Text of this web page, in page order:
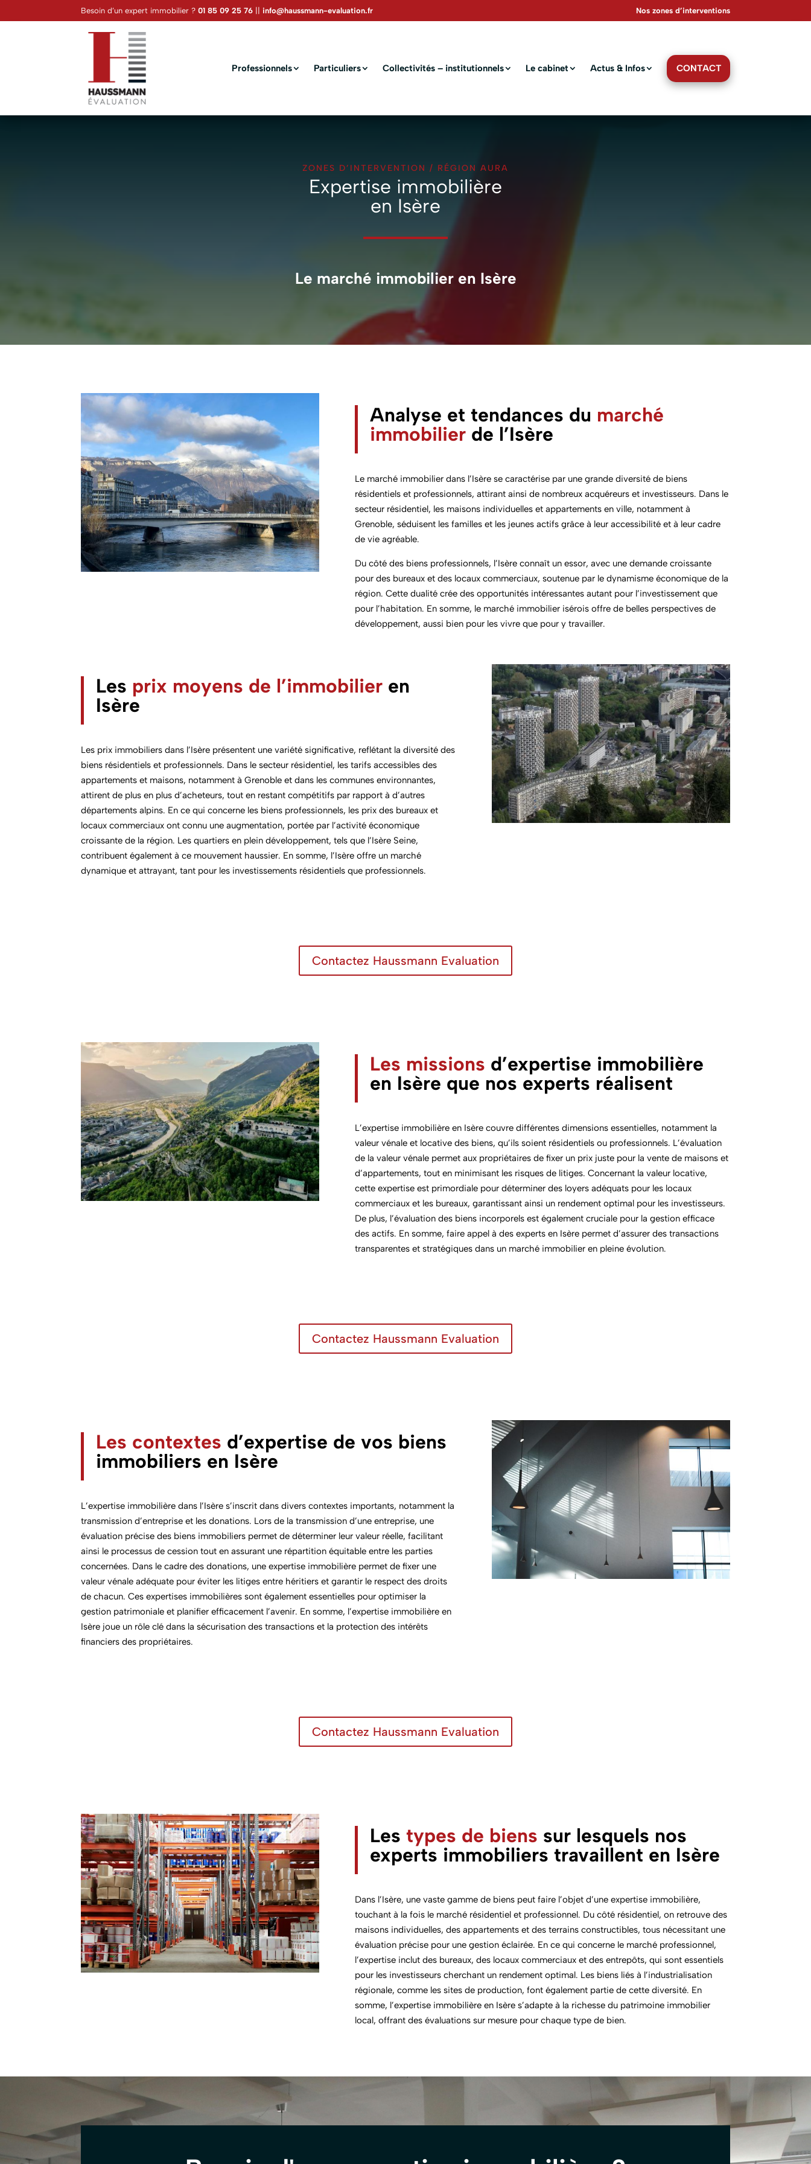
Besoin d’un expert immobilier ?01 85 09 25 76 ||info@haussmann-evaluation.fr Nos zones d’interventions
Professionnels Particuliers Collectivités – institutionnels Le cabinet Actus & Infos CONTACT
ZONES D’INTERVENTION / RÉGION AURA
Expertise immobilière
en Isère
Le marché immobilier en Isère
Analyse et tendances du marché
immobilier de l’Isère
Le marché immobilier dans l’Isère se caractérise par une grande diversité de biens
résidentiels et professionnels, attirant ainsi de nombreux acquéreurs et investisseurs. Dans le
secteur résidentiel, les maisons individuelles et appartements en ville, notamment à
Grenoble, séduisent les familles et les jeunes actifs grâce à leur accessibilité et à leur cadre
de vie agréable.
Du côté des biens professionnels, l’Isère connaît un essor, avec une demande croissante
pour des bureaux et des locaux commerciaux, soutenue par le dynamisme économique de la
région. Cette dualité crée des opportunités intéressantes autant pour l’investissement que
pour l’habitation. En somme, le marché immobilier isérois offre de belles perspectives de
développement, aussi bien pour les vivre que pour y travailler.
Les prix moyens de l’immobilier en
Isère
Les prix immobiliers dans l’Isère présentent une variété significative, reflétant la diversité des
biens résidentiels et professionnels. Dans le secteur résidentiel, les tarifs accessibles des
appartements et maisons, notamment à Grenoble et dans les communes environnantes,
attirent de plus en plus d’acheteurs, tout en restant compétitifs par rapport à d’autres
départements alpins. En ce qui concerne les biens professionnels, les prix des bureaux et
locaux commerciaux ont connu une augmentation, portée par l’activité économique
croissante de la région. Les quartiers en plein développement, tels que l’Isère Seine,
contribuent également à ce mouvement haussier. En somme, l’Isère offre un marché
dynamique et attrayant, tant pour les investissements résidentiels que professionnels.
Contactez Haussmann Evaluation
Les missions d’expertise immobilière
en Isère que nos experts réalisent
L’expertise immobilière en Isère couvre différentes dimensions essentielles, notamment la
valeur vénale et locative des biens, qu’ils soient résidentiels ou professionnels. L’évaluation
de la valeur vénale permet aux propriétaires de fixer un prix juste pour la vente de maisons et
d’appartements, tout en minimisant les risques de litiges. Concernant la valeur locative,
cette expertise est primordiale pour déterminer des loyers adéquats pour les locaux
commerciaux et les bureaux, garantissant ainsi un rendement optimal pour les investisseurs.
De plus, l’évaluation des biens incorporels est également cruciale pour la gestion efficace
des actifs. En somme, faire appel à des experts en Isère permet d’assurer des transactions
transparentes et stratégiques dans un marché immobilier en pleine évolution.
Contactez Haussmann Evaluation
Les contextes d’expertise de vos biens
immobiliers en Isère
L’expertise immobilière dans l’Isère s’inscrit dans divers contextes importants, notamment la
transmission d’entreprise et les donations. Lors de la transmission d’une entreprise, une
évaluation précise des biens immobiliers permet de déterminer leur valeur réelle, facilitant
ainsi le processus de cession tout en assurant une répartition équitable entre les parties
concernées. Dans le cadre des donations, une expertise immobilière permet de fixer une
valeur vénale adéquate pour éviter les litiges entre héritiers et garantir le respect des droits
de chacun. Ces expertises immobilières sont également essentielles pour optimiser la
gestion patrimoniale et planifier efficacement l’avenir. En somme, l’expertise immobilière en
Isère joue un rôle clé dans la sécurisation des transactions et la protection des intérêts
financiers des propriétaires.
Contactez Haussmann Evaluation
Lestypes de biens sur lesquels nos
experts immobiliers travaillent en Isère
Dans l’Isère, une vaste gamme de biens peut faire l’objet d’une expertise immobilière,
touchant à la fois le marché résidentiel et professionnel. Du côté résidentiel, on retrouve des
maisons individuelles, des appartements et des terrains constructibles, tous nécessitant une
évaluation précise pour une gestion éclairée. En ce qui concerne le marché professionnel,
l’expertise inclut des bureaux, des locaux commerciaux et des entrepôts, qui sont essentiels
pour les investisseurs cherchant un rendement optimal. Les biens liés à l’industrialisation
régionale, comme les sites de production, font également partie de cette diversité. En
somme, l’expertise immobilière en Isère s’adapte à la richesse du patrimoine immobilier
local, offrant des évaluations sur mesure pour chaque type de bien.